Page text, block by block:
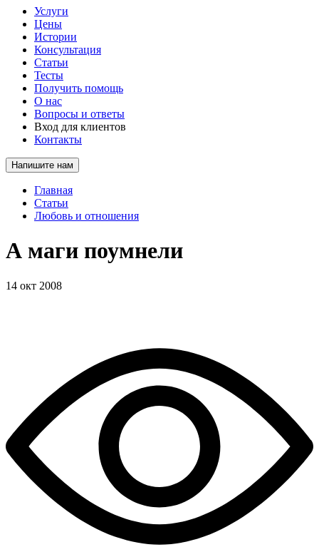
Услуги
Цены
Истории
Консультация
Статьи
Тесты
Получить помощь
О нас
Вопросы и ответы
Вход для клиентов
Контакты
Напишите нам
Главная
Статьи
Любовь и отношения
А маги поумнели
14 окт 2008